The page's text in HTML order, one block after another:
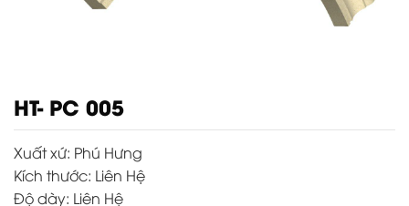
HT- PC 005
Xuất xứ: Phú Hưng
Kích thước: Liên Hệ
Độ dày: Liên Hệ